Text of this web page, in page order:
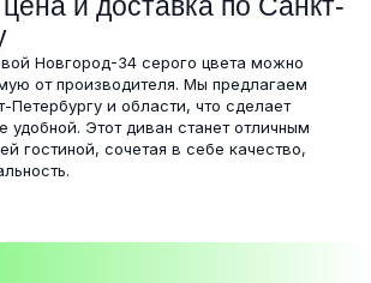
Новгород-34 серого цвета можно
от производителя. Мы предлагаем
Петербургу и области, что сделает
удобной. Этот диван станет отличным
гостиной, сочетая в себе качество,